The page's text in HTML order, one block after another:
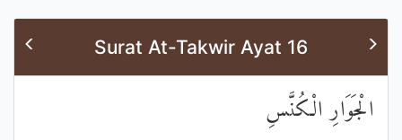
Surat At-Takwir Ayat 16
الْجَوَارِ الْكُنَّسِ